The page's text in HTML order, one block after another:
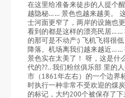
在这里给准备来徒步的人提个
越隐秘…… 景色也越来越美。
士河面更窄了，两岸的设施也
看到的都是这样的漂亮民居……
的那可是不动产:) 飞机飞得很
降落。机场离我们越来越近……
景色实在太美了！ 呀，这是什
代的??.. 我们粉丝俱乐部 里的
市（1861年左右）的一个边界
时执行一种非常不受欢迎的煤
的标记，大约200个被保存了